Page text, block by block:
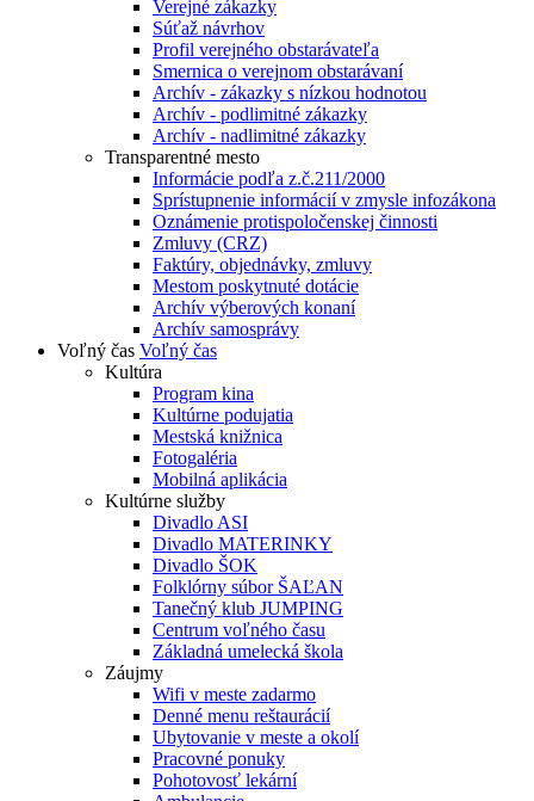
Verejné zákazky
Súťaž návrhov
Profil verejného obstarávateľa
Smernica o verejnom obstarávaní
Archív - zákazky s nízkou hodnotou
Archív - podlimitné zákazky
Archív - nadlimitné zákazky
Transparentné mesto
Informácie podľa z.č.211/2000
Sprístupnenie informácií v zmysle infozákona
Oznámenie protispoločenskej činnosti
Zmluvy (CRZ)
Faktúry, objednávky, zmluvy
Mestom poskytnuté dotácie
Archív výberových konaní
Archív samosprávy
Voľný čas Voľný čas
Kultúra
Program kina
Kultúrne podujatia
Mestská knižnica
Fotogaléria
Mobilná aplikácia
Kultúrne služby
Divadlo ASI
Divadlo MATERINKY
Divadlo ŠOK
Folklórny súbor ŠAĽAN
Tanečný klub JUMPING
Centrum voľného času
Základná umelecká škola
Záujmy
Wifi v meste zadarmo
Denné menu reštaurácií
Ubytovanie v meste a okolí
Pracovné ponuky
Pohotovosť lekární